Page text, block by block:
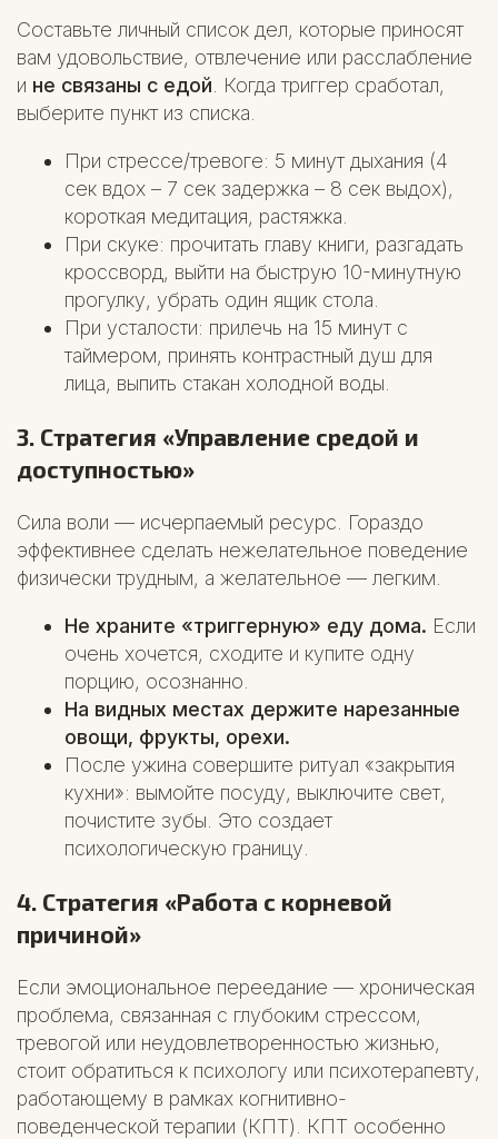
Составьте личный список дел, которые приносят
вам удовольствие, отвлечение или расслабление
и не связаны с едой . Когда триггер сработал,
выберите пункт из списка.
При стрессе/тревоге: 5 минут дыхания (4
сек вдох – 7 сек задержка – 8 сек выдох),
короткая медитация, растяжка.
При скуке: прочитать главу книги, разгадать
кроссворд, выйти на быструю 10-минутную
прогулку, убрать один ящик стола.
При усталости: прилечь на 15 минут с
таймером, принять контрастный душ для
лица, выпить стакан холодной воды.
3. Стратегия «Управление средой и
доступностью»
Сила воли — исчерпаемый ресурс. Гораздо
эффективнее сделать нежелательное поведение
физически трудным, а желательное — легким.
Не храните «триггерную» еду дома. Если
очень хочется, сходите и купите одну
порцию, осознанно.
На видных местах держите нарезанные
овощи, фрукты, орехи.
После ужина совершите ритуал «закрытия
кухни»: вымойте посуду, выключите свет,
почистите зубы. Это создает
психологическую границу.
4. Стратегия «Работа с корневой
причиной»
Если эмоциональное переедание — хроническая
проблема, связанная с глубоким стрессом,
тревогой или неудовлетворенностью жизнью,
стоит обратиться к психологу или психотерапевту,
работающему в рамках когнитивно-
поведенческой терапии (КПТ). КПТ особенно